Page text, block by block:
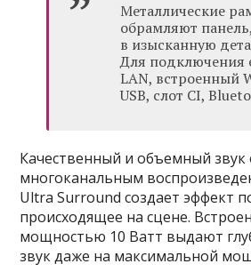
Металлические
обрамляют
в изысканную
Для подключения
LAN, встроенный
USB, слот CI,
Качественный и объемный звук
многоканальным
Ultra Surround создает эффект
происходящее на сцене.
мощностью 10 Ватт выдают
звук даже на максимальной